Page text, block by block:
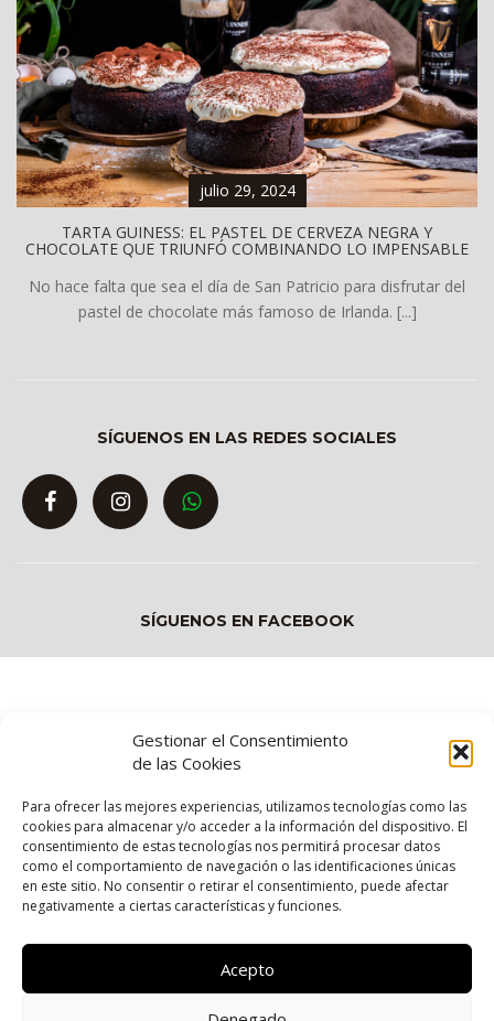
Gestionar el Consentimiento
de las Cookies
Para ofrecer las mejores experiencias, utilizamos tecnologías como las
cookies para almacenar y/o acceder a la información del dispositivo. El
consentimiento de estas tecnologías nos permitirá procesar datos
como el comportamiento de navegación o las identificaciones únicas
en este sitio. No consentir o retirar el consentimiento, puede afectar
negativamente a ciertas características y funciones.
Acepto
julio 29, 2024
TARTA GUINESS: EL PASTEL DE CERVEZA NEGRA Y
CHOCOLATE QUE TRIUNFÓ COMBINANDO LO IMPENSABLE
No hace falta que sea el día de San Patricio para disfrutar del
pastel de chocolate más famoso de Irlanda. [...]
SÍGUENOS EN LAS REDES SOCIALES
SÍGUENOS EN FACEBOOK
Contacto | Términos y condiciones